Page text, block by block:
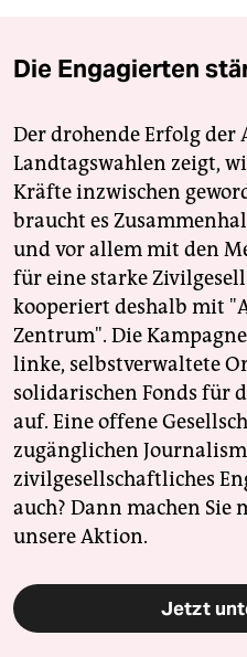
Die Engagierten
Der drohende Erfolg der
Landtagswahlen zeigt,
Kräfte inzwischen
braucht es
und vor allem mit den
für eine starke
kooperiert deshalb mit
Zentrum". Die
linke, selbstverwaltete
solidarischen Fonds für
auf. Eine offene
zugänglichen
zivilgesellschaftliches
auch? Dann machen
unsere Aktion.
Jetzt